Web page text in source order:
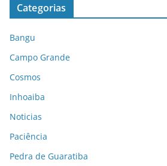
Categorias
Bangu
Campo Grande
Cosmos
Inhoaiba
Noticias
Paciência
Pedra de Guaratiba